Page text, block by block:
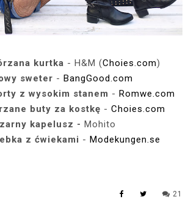
kurtka - H&M (Choies.com)
sweter - BangGood.com
z wysokim stanem - Romwe.com
buty za kostkę - Choies.com
kapelusz - Mohito
z ćwiekami - Modekungen.se
21